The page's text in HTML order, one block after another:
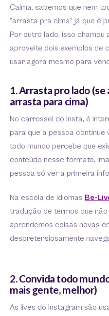
Calma, sabemos que nem
“arrasta pra cima” já que é
Por outro lado, isso chamou
aproveite dois exemplos de
usar agora mesmo para
1. Arrasta pro lado (se
arrasta para cima)
No carrossel do Insta, é
para que a pessoa continue
todo mundo percebe que
conteúdo nesse formato.
pessoa só ver a primeira
Na escola de idiomas Be-
tradução de termos que não
aprendemos coisas novas
despretensiosamente
2. Convida todo
mais gente, melhor)
As lives do Instagram são